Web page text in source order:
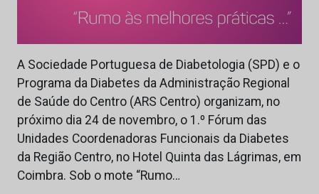
A Sociedade Portuguesa de Diabetologia (SPD) e o
Programa da Diabetes da Administração Regional
de Saúde do Centro (ARS Centro) organizam, no
próximo dia 24 de novembro, o 1.º Fórum das
Unidades Coordenadoras Funcionais da Diabetes
da Região Centro, no Hotel Quinta das Lágrimas, em
Coimbra. Sob o mote “Rumo…